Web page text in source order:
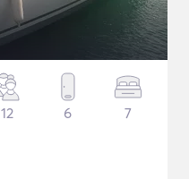
12 6 7